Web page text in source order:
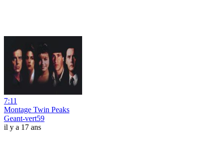
7:11
Montage Twin Peaks
Geant-vert59
il y a 17 ans